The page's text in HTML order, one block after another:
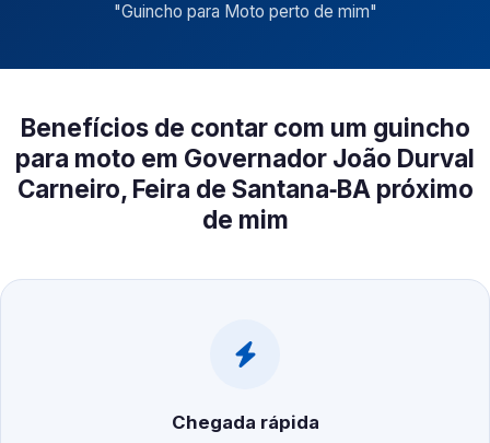
"Guincho para Moto perto de mim"
Benefícios de contar com um guincho
para moto em Governador João Durval
Carneiro, Feira de Santana‑BA próximo
de mim
Chegada rápida